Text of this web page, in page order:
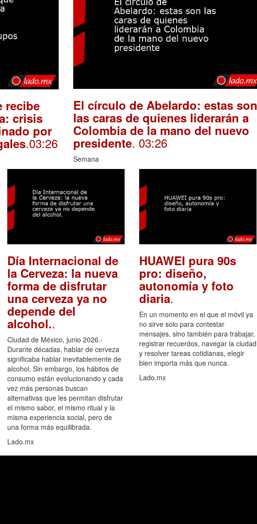
recibe
crisis
por
.03:26
El círculo de Abelardo: estas son
las caras de quienes liderarán a
Colombia de la mano del nuevo
presidente. 03:26
Semana
Día Internacional de
la Cerveza: la nueva
forma de disfrutar
una cerveza ya no
depende del
alcohol..
Ciudad de México, junio 2026.-
Durante décadas, hablar de cerveza
significaba hablar inevitablemente de
alcohol. Sin embargo, los hábitos de
consumo están evolucionando y cada
vez más personas buscan
alternativas que les permitan disfrutar
el mismo sabor, el mismo ritual y la
misma experiencia social, pero de
una forma más equilibrada.
Lado.mx
HUAWEI pura 90s
pro: diseño,
autonomía y foto
diaria.
En un momento en el que el móvil ya
no sirve solo para contestar
mensajes, sino también para trabajar,
registrar recuerdos, navegar la ciudad
y resolver tareas cotidianas, elegir
bien importa más que nunca.
Lado.mx